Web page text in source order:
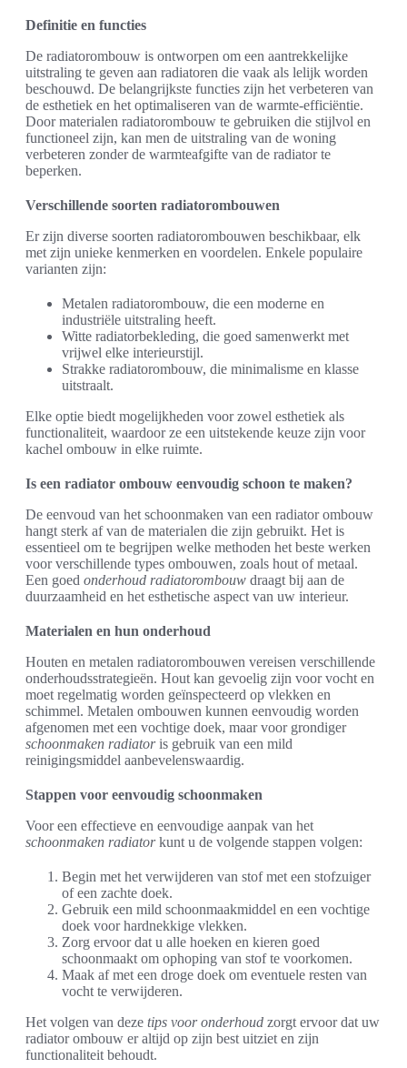
Definitie en functies
De radiatorombouw is ontworpen om een aantrekkelijke
uitstraling te geven aan radiatoren die vaak als lelijk worden
beschouwd. De belangrijkste functies zijn het verbeteren van
de esthetiek en het optimaliseren van de warmte-efficiëntie.
Door materialen radiatorombouw te gebruiken die stijlvol en
functioneel zijn, kan men de uitstraling van de woning
verbeteren zonder de warmteafgifte van de radiator te
beperken.
Verschillende soorten radiatorombouwen
Er zijn diverse soorten radiatorombouwen beschikbaar, elk
met zijn unieke kenmerken en voordelen. Enkele populaire
varianten zijn:
Metalen radiatorombouw, die een moderne en
industriële uitstraling heeft.
Witte radiatorbekleding, die goed samenwerkt met
vrijwel elke interieurstijl.
Strakke radiatorombouw, die minimalisme en klasse
uitstraalt.
Elke optie biedt mogelijkheden voor zowel esthetiek als
functionaliteit, waardoor ze een uitstekende keuze zijn voor
kachel ombouw in elke ruimte.
Is een radiator ombouw eenvoudig schoon te maken?
De eenvoud van het schoonmaken van een radiator ombouw
hangt sterk af van de materialen die zijn gebruikt. Het is
essentieel om te begrijpen welke methoden het beste werken
voor verschillende types ombouwen, zoals hout of metaal.
Een goed onderhoud radiatorombouw draagt bij aan de
duurzaamheid en het esthetische aspect van uw interieur.
Materialen en hun onderhoud
Houten en metalen radiatorombouwen vereisen verschillende
onderhoudsstrategieën. Hout kan gevoelig zijn voor vocht en
moet regelmatig worden geïnspecteerd op vlekken en
schimmel. Metalen ombouwen kunnen eenvoudig worden
afgenomen met een vochtige doek, maar voor grondiger
schoonmaken radiatoris gebruik van een mild
reinigingsmiddel aanbevelenswaardig.
Stappen voor eenvoudig schoonmaken
Voor een effectieve en eenvoudige aanpak van het
schoonmaken radiatorkunt u de volgende stappen volgen:
Begin met het verwijderen van stof met een stofzuiger
of een zachte doek.
Gebruik een mild schoonmaakmiddel en een vochtige
doek voor hardnekkige vlekken.
Zorg ervoor dat u alle hoeken en kieren goed
schoonmaakt om ophoping van stof te voorkomen.
Maak af met een droge doek om eventuele resten van
vocht te verwijderen.
Het volgen van deze tips voor onderhoud zorgt ervoor dat uw
radiator ombouw er altijd op zijn best uitziet en zijn
functionaliteit behoudt.